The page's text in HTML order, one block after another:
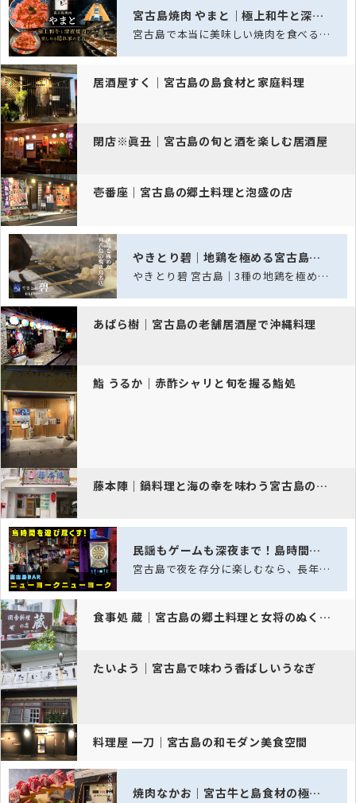
居酒屋すく｜宮古島の島食材と家庭料理
閉店※眞丑｜宮古島の旬と酒を楽しむ居酒屋
壱番座｜宮古島の郷土料理と泡盛の店
あぱら樹｜宮古島の老舗居酒屋で沖縄料理
鮨 うるか｜赤酢シャリと旬を握る鮨処
藤本陣｜鍋料理と海の幸を味わう宮古島の味処
食事処 蔵｜宮古島の郷土料理と女将のぬくもり
たいよう｜宮古島で味わう香ばしいうなぎ
料理屋 一刀｜宮古島の和モダン美食空間
宮古島焼肉 やまと｜極上和牛と深夜焼肉を楽しめる隠れ家の名店
宮古島で本当に美味しい焼肉を食べるなら「宮古島焼肉 やまと」。美しいサシが入った…
やきとり碧｜地鶏を極める宮古島の焼鳥処
やきとり碧 宮古島｜3種の地鶏を極める、宮古島の焼き鳥名店
民謡もゲームも深夜まで！島時間を遊び尽くす、老舗スポーツバー「ニュー…
宮古島で夜を存分に楽しむなら、長年愛され続ける老舗スポーツバー「ニューヨークニュ…
焼肉なかお｜宮古牛と島食材の極上焼肉